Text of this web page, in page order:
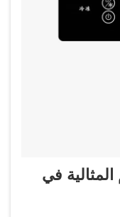
المثالية في